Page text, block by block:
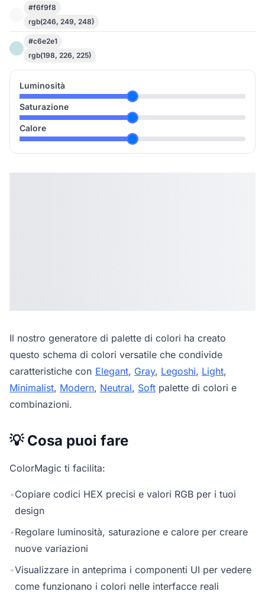
#f6f9f8
rgb(246, 249, 248)
#c6e2e1
rgb(198, 226, 225)
Luminosità
Saturazione
Calore
Il nostro generatore di palette di colori ha creato
questo schema di colori versatile che condivide
caratteristiche con Elegant, Gray, Legoshi, Light,
Minimalist, Modern, Neutral, Soft palette di colori e
combinazioni.
💡 Cosa puoi fare
ColorMagic ti facilita:
•Copiare codici HEX precisi e valori RGB per i tuoi
design
•Regolare luminosità, saturazione e calore per creare
nuove variazioni
•Visualizzare in anteprima i componenti UI per vedere
come funzionano i colori nelle interfacce reali